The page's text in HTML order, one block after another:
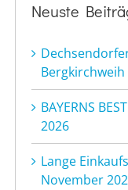
Neuste
BAYERNS
2026
Lange
November